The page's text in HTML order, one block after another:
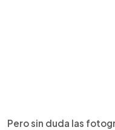
Pero sin duda las